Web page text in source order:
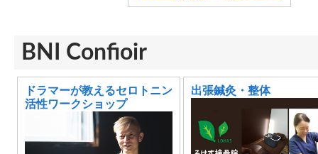
BNI Confioir
ドラマーが教えるセロトニン
活性ワークショップ
出張鍼灸・整体